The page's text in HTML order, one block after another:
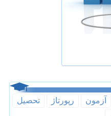
آزمون رپورتاژ
تحصیل